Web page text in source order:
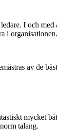
I och med
i organisationen.
av de
mycket
talang.